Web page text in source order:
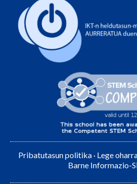
Pribatutasun politika · Lege
Barne Informazio-